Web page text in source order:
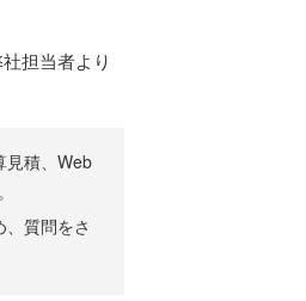
担当者より
見積、Web
質問をさ